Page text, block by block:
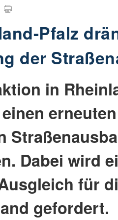
Pfalz
der
in
Dabei wird
für
gefordert.